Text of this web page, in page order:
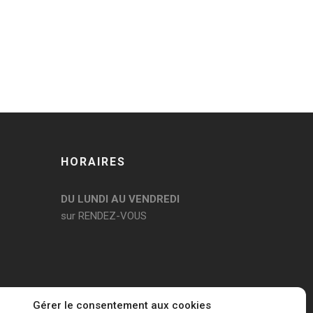
Gérer le consentement aux cookies
HORAIRES
DU LUNDI AU VENDREDI
sur RENDEZ-VOUS